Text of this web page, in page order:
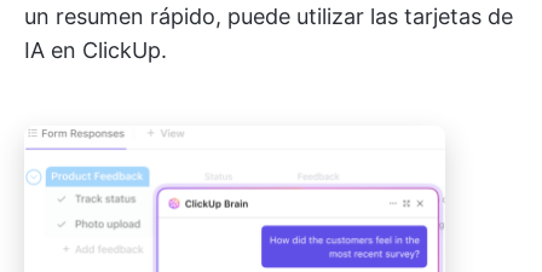
un resumen rápido, puede utilizar las tarjetas de
IA en ClickUp.